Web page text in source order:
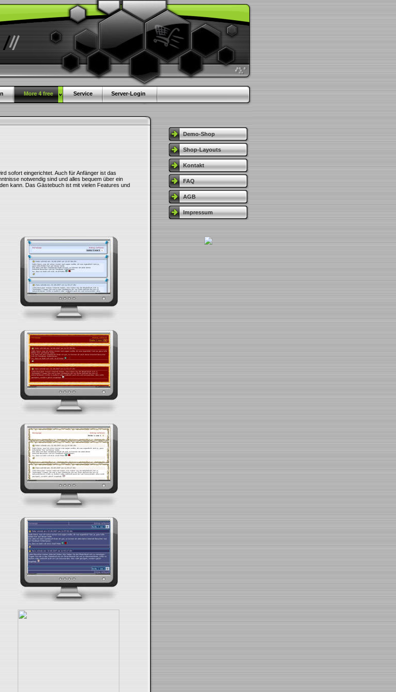
More 4 free Service Server-Login
sofort eingerichtet. Auch für Anfänger ist das
notwendig sind und alles bequem über ein
kann. Das Gästebuch ist mit vielen Features und
Demo-Shop
Shop-Layouts
Kontakt
FAQ
AGB
Impressum